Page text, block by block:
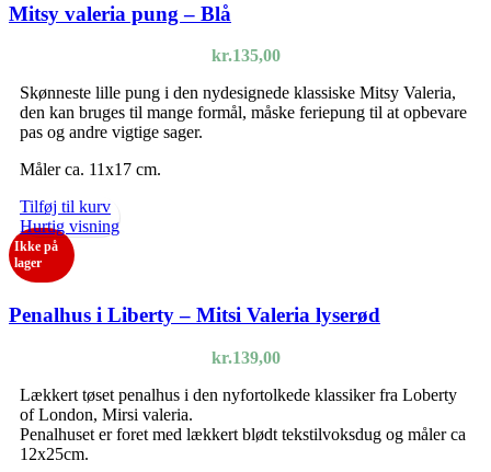
Mitsy valeria pung – Blå
kr.135,00
Skønneste lille pung i den nydesignede klassiske Mitsy Valeria,
den kan bruges til mange formål, måske feriepung til at opbevare
pas og andre vigtige sager.
Måler ca. 11x17 cm.
Tilføj til kurv
Hurtig visning
Ikke på
lager
Penalhus i Liberty – Mitsi Valeria lyserød
kr.139,00
Lækkert tøset penalhus i den nyfortolkede klassiker fra Loberty
of London, Mirsi valeria.
Penalhuset er foret med lækkert blødt tekstilvoksdug og måler ca
12x25cm.